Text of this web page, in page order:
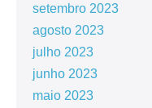
setembro 2023
agosto 2023
julho 2023
junho 2023
maio 2023